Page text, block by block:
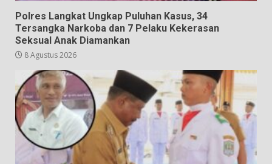
Polres Langkat Ungkap Puluhan Kasus, 34
Tersangka Narkoba dan 7 Pelaku Kekerasan
Seksual Anak Diamankan
8 Agustus 2026